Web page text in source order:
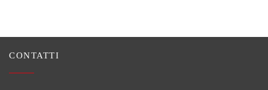
CONTATTI